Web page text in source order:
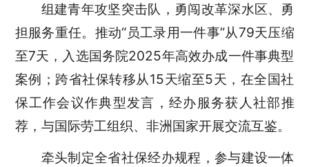
组建青年攻坚突击队，勇闯改革深水区、勇
担服务重任。推动“员工录用一件事”从79天压缩
至7天，入选国务院2025年高效办成一件事典型
案例；跨省社保转移从15天缩至5天，在全国社
保工作会议作典型发言，经办服务获人社部推
荐，与国际劳工组织、非洲国家开展交流互鉴。
牵头制定全省社保经办规程，参与建设一体